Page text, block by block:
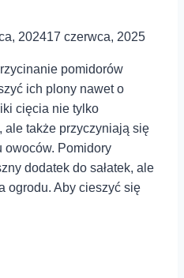
202417 czerwca, 2025
pomidorów
ich plony nawet o
cięcia nie tylko
ale także przyczyniają się
owoców. Pomidory
dodatek do sałatek, ale
ogrodu. Aby cieszyć się